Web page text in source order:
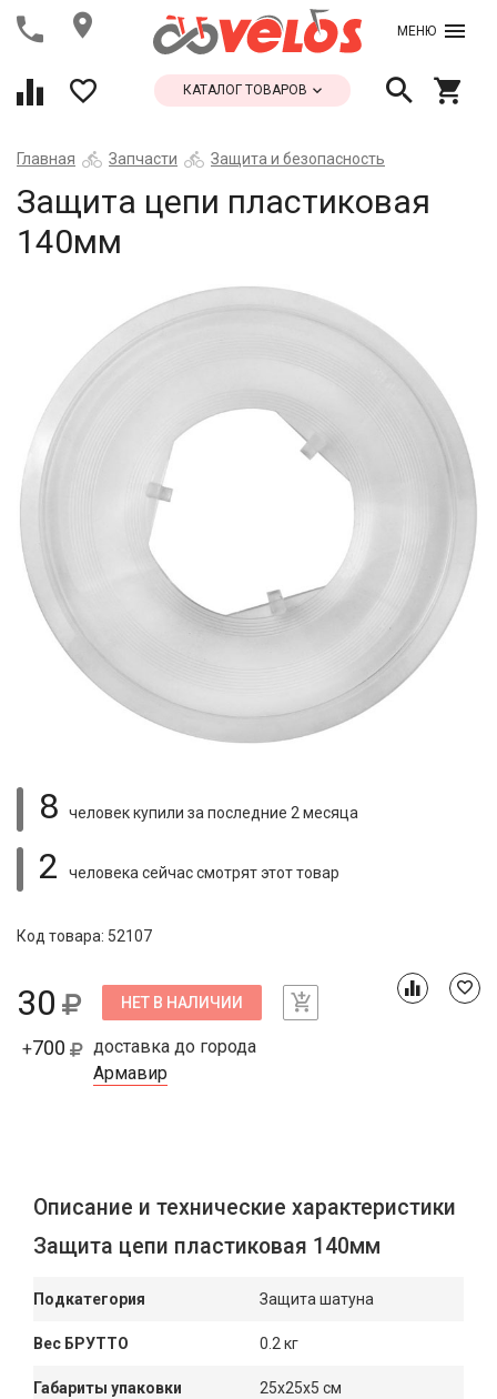
МЕНЮ
КАТАЛОГ ТОВАРОВ
Главная Запчасти Защита и безопасность
Защита цепи пластиковая
140мм
8 человек купили за последние 2 месяца
2 человека сейчас смотрятэтот товар
Код товара: 52107
30 НЕТ В НАЛИЧИИ
+700
доставка до города
Армавир
Описание и технические характеристики
Защита цепи пластиковая 140мм
Подкатегория Защита шатуна
Вес БРУТТО 0.2 кг
Габариты упаковки 25x25x5 см